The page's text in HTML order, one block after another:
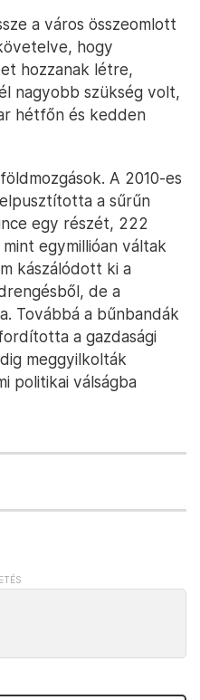
a város összeomlott
hogy
hozzanak létre,
nagyobb szükség volt,
hétfőn és kedden
A 2010-es
a sűrűn
egy részét, 222
egymillióan váltak
kászálódott ki a
de a
Továbbá a bűnbandák
a gazdasági
meggyilkolták
politikai válságba